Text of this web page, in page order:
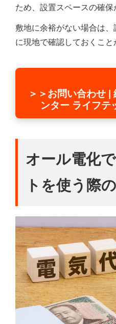
ため、設置スペースの確保
敷地に余裕がない場合は
に現地で確認しておくこと
＞＞お問い合わせ
ンター ライフテ
オール電化
トを使う際